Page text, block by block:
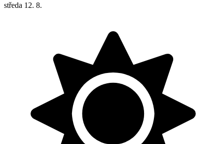
středa 12. 8.